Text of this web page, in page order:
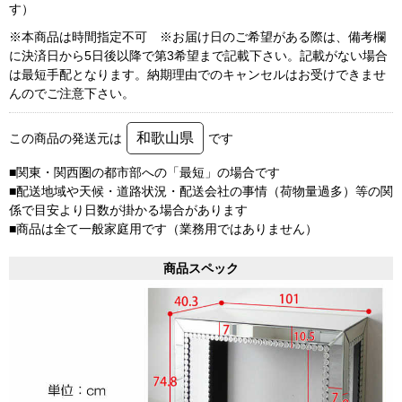
す）
※本商品は時間指定不可 ※お届け日のご希望がある際は、備考欄
に決済日から5日後以降で第3希望まで記載下さい。記載がない場合
は最短手配となります。納期理由でのキャンセルはお受けできませ
んのでご注意下さい。
この商品の発送元は 和歌山県 です
■関東・関西圏の都市部への「最短」の場合です
■配送地域や天候・道路状況・配送会社の事情（荷物量過多）等の関
係で目安より日数が掛かる場合があります
■商品は全て一般家庭用です（業務用ではありません）
商品スペック